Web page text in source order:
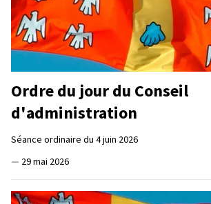
Ordre du jour du Conseil
d'administration
Séance ordinaire du 4 juin 2026
— 29 mai 2026